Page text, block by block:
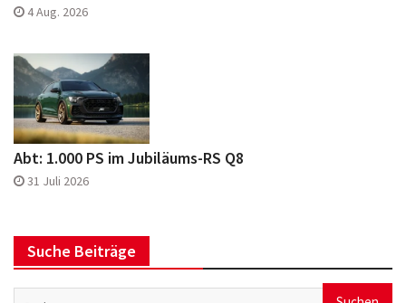
4 Aug. 2026
Abt: 1.000 PS im Jubiläums-RS Q8
31 Juli 2026
Suche Beiträge
Suchen